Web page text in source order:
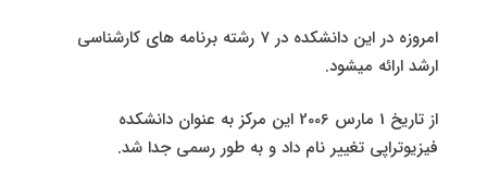
امروزه در این دانشکده در 7 رشته برنامه های کارشناسی
ارشد ارائه میشود.
از تاریخ 1 مارس 2006 این مرکز به عنوان دانشکده
فیزیوتراپی تغییر نام داد و به طور رسمی جدا شد.